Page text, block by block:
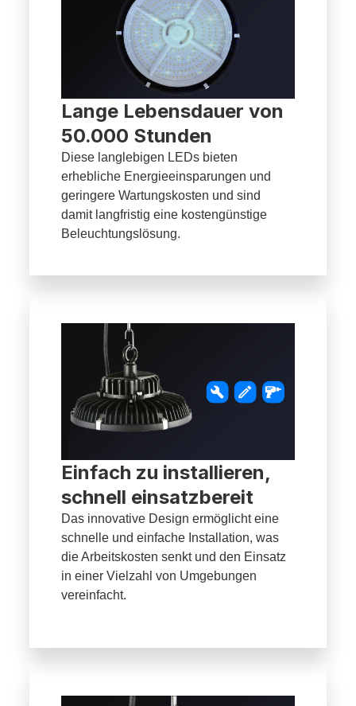
Lange Lebensdauer von
50.000 Stunden
Diese langlebigen LEDs bieten
erhebliche Energieeinsparungen und
geringere Wartungskosten und sind
damit langfristig eine kostengünstige
Beleuchtungslösung.
Einfach zu installieren,
schnell einsatzbereit
Das innovative Design ermöglicht eine
schnelle und einfache Installation, was
die Arbeitskosten senkt und den Einsatz
in einer Vielzahl von Umgebungen
vereinfacht.